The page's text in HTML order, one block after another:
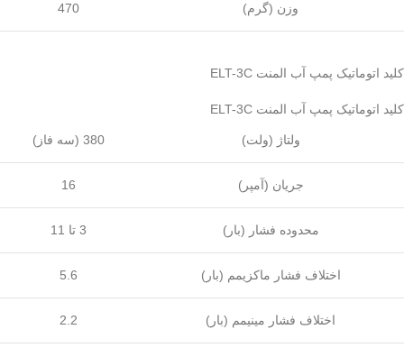
وزن (گرم) 470
کلید اتوماتیک پمپ آب المنت ELT-3C
کلید اتوماتیک پمپ آب المنت ELT-3C
ولتاژ (ولت) 380 (سه فاز)
جریان (آمپر) 16
محدوده فشار (بار) 3 تا 11
اختلاف فشار ماکزیمم (بار) 5.6
اختلاف فشار مینیمم (بار) 2.2